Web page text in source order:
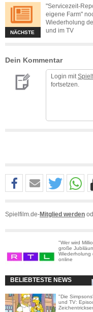
NÄCHSTE
"Servicezeit-
eigene Farm"
Wiederholung
und im TV
Dein Kommentar
Login mit
fortsetzen.
Spielfilm.de-Mitglied werden
"Wer wird
große
Wiederholung
online
BELIEBTESTE NEWS
"Die
und TV: